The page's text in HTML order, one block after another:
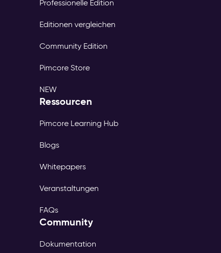
Professionelle Edition
Editionen vergleichen
Community Edition
Pimcore Store
NEW
Ressourcen
Pimcore Learning Hub
Blogs
Whitepapers
Veranstaltungen
FAQs
Community
Dokumentation